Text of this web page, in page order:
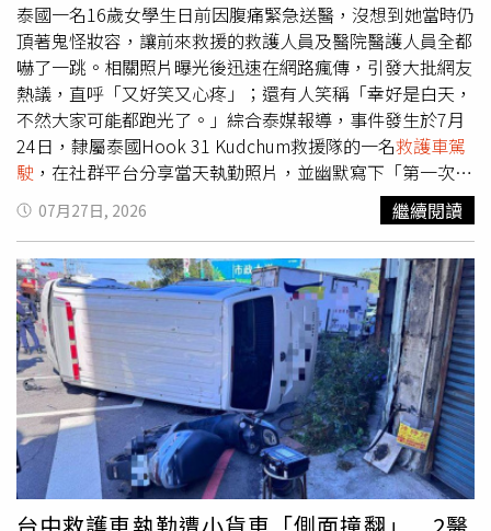
泰國一名16歲女學生日前因腹痛緊急送醫，沒想到她當時仍
頂著鬼怪妝容，讓前來救援的救護人員及醫院醫護人員全都
嚇了一跳。相關照片曝光後迅速在網路瘋傳，引發大批網友
熱議，直呼「又好笑又心疼」；還有人笑稱「幸好是白天，
不然大家可能都跑光了。」綜合泰媒報導，事件發生於7月
24日，隸屬泰國Hook 31 Kudchum救援隊的一名救護車駕
駛 ，在社群平台分享當天執勤照片，並幽默寫下「第一次遇
到連救護人員都嚇到的病患，還以為自己是去接鬼到醫
院。」貼文一出立刻吸引大量網友關注。據了解，救援隊當
天前往泰國益梭通府古春縣一所學校，接送一名因腹痛需要
就醫的16歲女學生。雖然她意識清楚，但救護人員仍立即進
行初步檢查與處置，隨後將其送往醫院接受進一步治療。泰
國一名16歲女學生日前因腹痛緊急送醫，沒想到她當時仍頂
著鬼怪妝容，讓前來救援的救護人員及醫院醫護人員全都嚇
了一跳。（圖／翻攝自臉書，泰國清邁象 Chiang Mai
Elephant ）然而，真正引發話題的並非病情，而是女學生當
時的造型。原來她正在參加學校舉辦的「泰語日」活動，並
於戲劇表演中飾演泰國民間傳說中的女鬼「Phi Ka」，臉上
畫著逼真的恐怖妝容。由於腹痛來得突然，她根本來不及卸
妝，就直接搭上救護車前往醫院。當女孩抵達急診時，特殊
07月27日, 2026 繼續閱讀
台中救護車執勤遭小貨車「側面撞翻」 2醫